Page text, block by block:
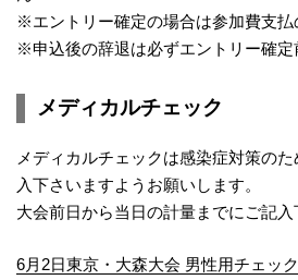
※エントリー確定の場合は参加費支払
※申込後の辞退は必ずエントリー確定
メディカルチェック
メディカルチェックは感染症対策の
入下さいますようお願いします。
大会前日から当日の計量までにご記入
6月2日東京・大森大会 男性用チェッ